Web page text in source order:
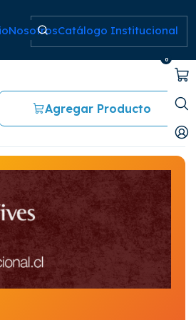
NosotrosCatálogo Institucional
0
Arthur
Agregar Producto